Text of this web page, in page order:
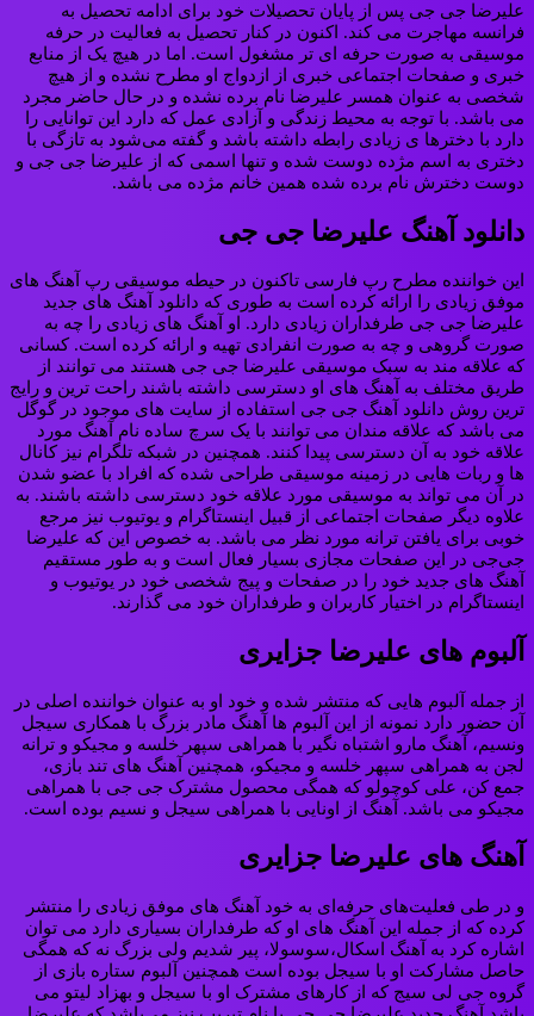
علیرضا جی جی پس از پایان تحصیلات خود برای ادامه تحصیل به
فرانسه مهاجرت می کند. اکنون در کنار تحصیل به فعالیت در حرفه
موسیقی به صورت حرفه ای تر مشغول است. اما در هیچ یک از منابع
خبری و صفحات اجتماعی خبری از ازدواج او مطرح نشده و از هیچ
شخصی به عنوان همسر علیرضا نام برده نشده و در حال حاضر مجرد
می باشد. با توجه به محیط زندگی و آزادی عمل که دارد این توانایی را
دارد با دخترها ی زیادی رابطه داشته باشد و گفته می‌شود به تازگی با
دختری به اسم مژده دوست شده و تنها اسمی که از علیرضا جی جی و
دوست دخترش نام برده شده همین خانم مژده می باشد.
دانلود آهنگ علیرضا جی جی
این خواننده مطرح رپ فارسی تاکنون در حیطه موسیقی رپ آهنگ های
موفق زیادی را ارائه کرده است به طوری که دانلود آهنگ های جدید
علیرضا جی جی طرفداران زیادی دارد. او آهنگ های زیادی را چه به
صورت گروهی و چه به صورت انفرادی تهیه و ارائه کرده است. کسانی
که علاقه مند به سبک موسیقی علیرضا جی جی هستند می ‌توانند از
طریق مختلف به آهنگ های او دسترسی داشته باشند راحت ترین و رایج
ترین روش دانلود آهنگ جی جی استفاده از سایت های موجود در گوگل
می باشد که علاقه مندان می توانند با یک سرچ ساده نام آهنگ مورد
علاقه خود به آن دسترسی پیدا کنند. همچنین در شبکه تلگرام نیز کانال
ها و ربات هایی در زمینه موسیقی طراحی شده که افراد با عضو شدن
در آن می تواند به موسیقی مورد علاقه خود دسترسی داشته باشند. به
علاوه دیگر صفحات اجتماعی از قبیل اینستاگرام و یوتیوب نیز مرجع
خوبی برای یافتن ترانه مورد نظر می باشد. به خصوص این که علیرضا
جی‌جی در این صفحات مجازی بسیار فعال است و به طور مستقیم
آهنگ های جدید خود را در صفحات و پیج شخصی خود در یوتیوب و
اینستاگرام در اختیار کاربران و طرفداران خود می گذارند.
آلبوم های علیرضا جزایری
از جمله آلبوم هایی که منتشر شده و خود او به عنوان خواننده اصلی در
آن حضور دارد نمونه از این آلبوم ها آهنگ مادر بزرگ با همکاری سیجل
ونسیم، آهنگ مارو اشتباه نگیر با همراهی سپهر خلسه و مجیکو و ترانه
لجن به همراهی سپهر خلسه و مجیکو، همچنین آهنگ های تند بازی،
جمع کن، علی کوچولو که همگی محصول مشترک جی جی با همراهی
مجیکو می باشد. آهنگ از اونایی با همراهی سیجل و نسیم بوده است.
آهنگ های علیرضا جزایری
و در طی فعلیت‌های حرفه‌ای به خود آهنگ های موفق زیادی را منتشر
کرده که از جمله این آهنگ های او که طرفداران بسیاری دارد می توان
اشاره کرد به آهنگ اسکال،سوسولا، پیر شدیم ولی بزرگ نه که همگی
حاصل مشارکت او با سیجل بوده است همچنین آلبوم ستاره بازی از
گروه جی لی سیج که از کارهای مشترک او با سیجل و بهزاد لیتو می